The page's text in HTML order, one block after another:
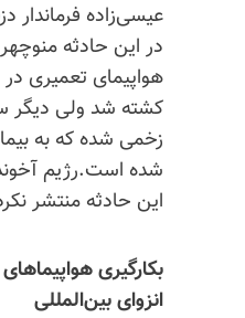
عیسی‌زاده فرماندار
در این حادثه
هواپیمای تعمیری در
کشته شد ولی دیگر
زخمی شده که به
شده است.رژیم
این حادثه منتشر
بکارگیری
انزوای بین‌المللی